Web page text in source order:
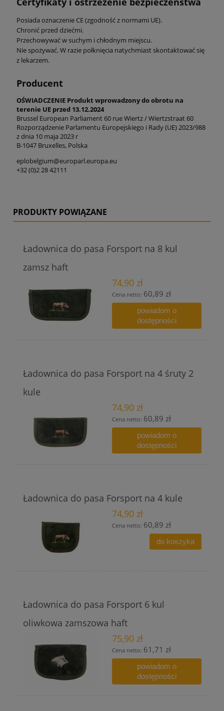
Posiada oznaczenie CE (zgodność z normami UE).
Chronić przed dziećmi.
Przechowywać w suchym i chłodnym miejscu.
Nie spożywać. W razie połknięcia natychmiast skontaktować się
z lekarzem.
Producent
OŚWIADCZENIE Produkt wprowadzony do obrotu na
terenie UE przed 13.12.2024
Brussel European Parliament 60 rue Wiertz / Wiertzstraat 60
Rozporządzenie Parlamentu Europejskiego i Rady (UE) 2023/988
z dnia 10 maja 2023 r
B-1047 Bruxelles, Polska
eplobelgium@europarl.europa.eu
+32 (0)2 28 42111
PRODUKTY POWIĄZANE
Ładownica do pasa Forsport na 8 kul
zamsz haft
74,90 zł
Cena netto: 60,89 zł
powiadom o
dostępności
Ładownica do pasa Forsport na 4 śruty 2
kule
74,90 zł
Cena netto: 60,89 zł
powiadom o
dostępności
Ładownica do pasa Forsport na 4 kule
74,90 zł
Cena netto: 60,89 zł
do koszyka
Ładownica do pasa Forsport 6 kul
oliwkowa zamszowa haft
75,90 zł
Cena netto: 61,71 zł
powiadom o
dostępności